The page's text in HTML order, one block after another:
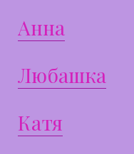
Анна
Любашка
Катя